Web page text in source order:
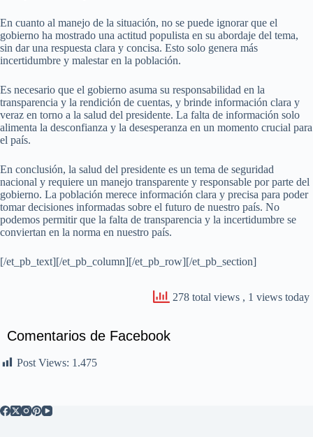
En cuanto al manejo de la situación, no se puede ignorar que el
gobierno ha mostrado una actitud populista en su abordaje del tema,
sin dar una respuesta clara y concisa. Esto solo genera más
incertidumbre y malestar en la población.
Es necesario que el gobierno asuma su responsabilidad en la
transparencia y la rendición de cuentas, y brinde información clara y
veraz en torno a la salud del presidente. La falta de información solo
alimenta la desconfianza y la desesperanza en un momento crucial para
el país.
En conclusión, la salud del presidente es un tema de seguridad
nacional y requiere un manejo transparente y responsable por parte del
gobierno. La población merece información clara y precisa para poder
tomar decisiones informadas sobre el futuro de nuestro país. No
podemos permitir que la falta de transparencia y la incertidumbre se
conviertan en la norma en nuestro país.
[/et_pb_text][/et_pb_column][/et_pb_row][/et_pb_section]
278 total views , 1 views today
Comentarios de Facebook
Post Views: 1.475